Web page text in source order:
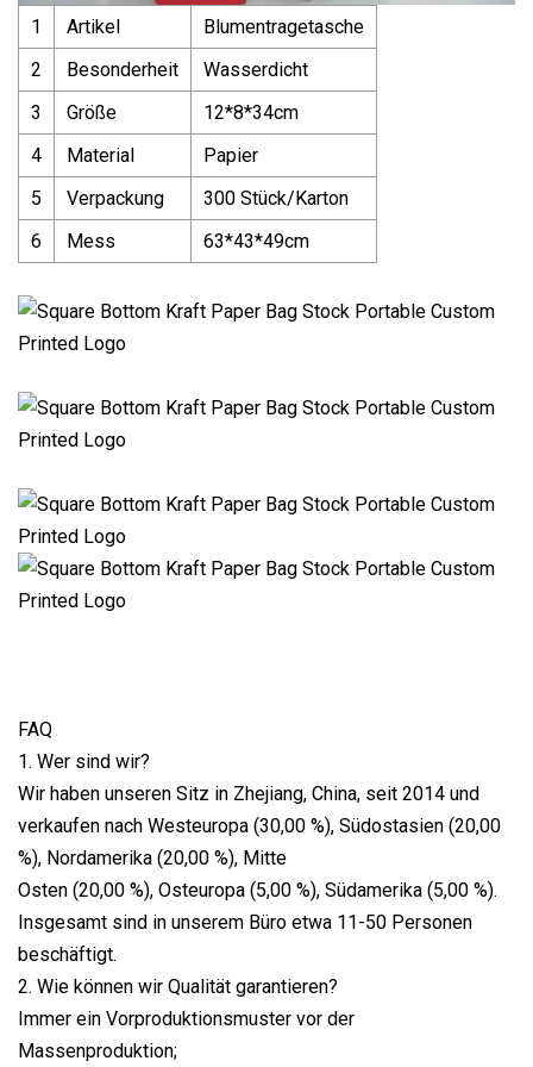
1 Artikel
Blumentragetasche
2
Besonderheit
Wasserdicht
3
Größe
12*8*34cm
4
Material
Papier
5
Verpackung
300 Stück/Karton
6
Mess 63*43*49cm
FAQ
1. Wer sind wir?
Wir haben unseren Sitz in Zhejiang, China, seit 2014 und
verkaufen nach Westeuropa (30,00 %), Südostasien (20,00
%), Nordamerika (20,00 %), Mitte
Osten (20,00 %), Osteuropa (5,00 %), Südamerika (5,00 %).
Insgesamt sind in unserem Büro etwa 11-50 Personen
beschäftigt.
2. Wie können wir Qualität garantieren?
Immer ein Vorproduktionsmuster vor der
Massenproduktion;